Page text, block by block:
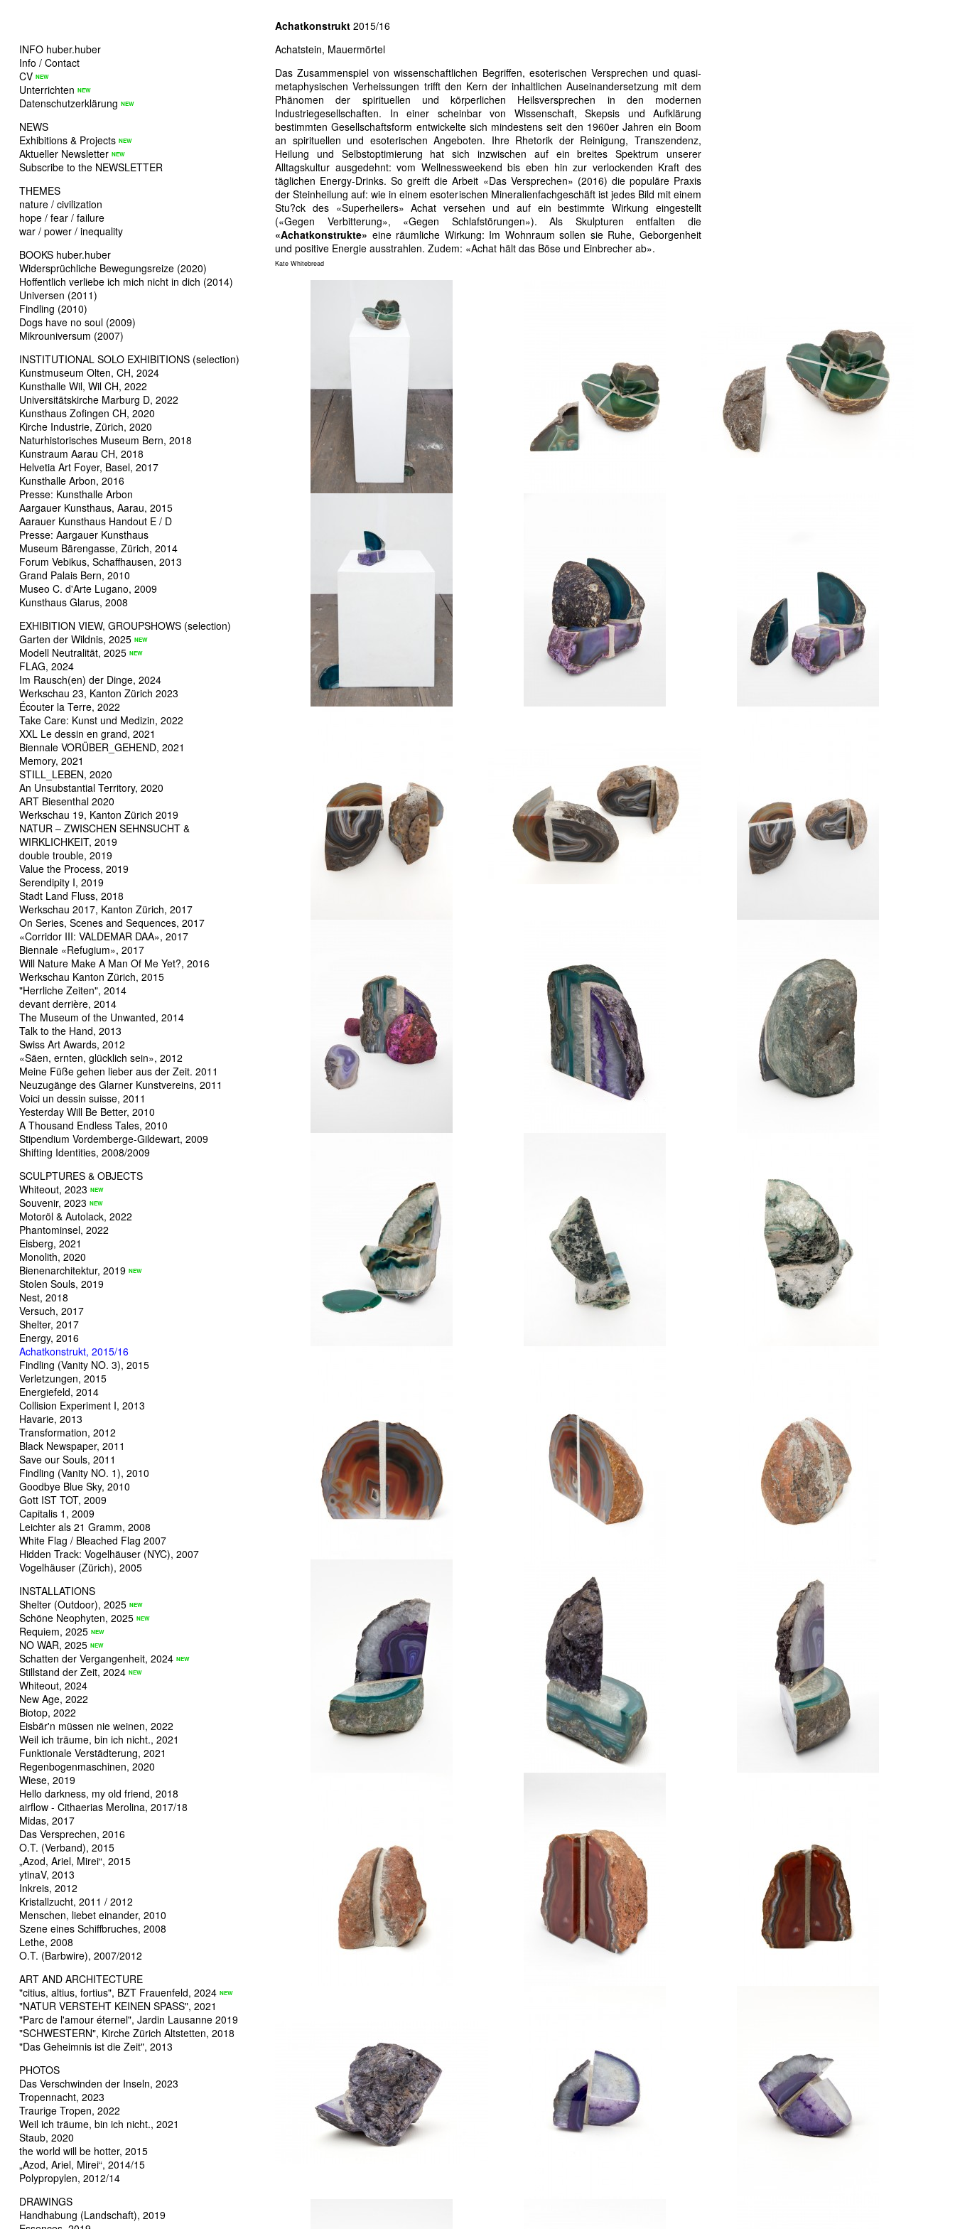
INFO huber.huber
Info / Contact
CV
Unterrichten
Datenschutzerklärung
NEWS
Exhibitions & Projects
Aktueller Newsletter
Subscribe to the NEWSLETTER
THEMES
nature / civilization
hope / fear / failure
war / power / inequality
BOOKS huber.huber
Widersprüchliche Bewegungsreize (2020)
Hoffentlich verliebe ich mich nicht in dich (2014)
Universen (2011)
Findling (2010)
Dogs have no soul (2009)
Mikrouniversum (2007)
INSTITUTIONAL SOLO EXHIBITIONS (selection)
Kunstmuseum Olten, CH, 2024
Kunsthalle Wil, Wil CH, 2022
Universitätskirche Marburg D, 2022
Kunsthaus Zofingen CH, 2020
Kirche Industrie, Zürich, 2020
Naturhistorisches Museum Bern, 2018
Kunstraum Aarau CH, 2018
Helvetia Art Foyer, Basel, 2017
Kunsthalle Arbon, 2016
Presse: Kunsthalle Arbon
Aargauer Kunsthaus, Aarau, 2015
Aarauer Kunsthaus Handout E / D
Presse: Aargauer Kunsthaus
Museum Bärengasse, Zürich, 2014
Forum Vebikus, Schaffhausen, 2013
Grand Palais Bern, 2010
Museo C. d'Arte Lugano, 2009
Kunsthaus Glarus, 2008
EXHIBITION VIEW, GROUPSHOWS (selection)
Garten der Wildnis, 2025
Modell Neutralität, 2025
FLAG, 2024
Im Rausch(en) der Dinge, 2024
Werkschau 23, Kanton Zürich 2023
Écouter la Terre, 2022
Take Care: Kunst und Medizin, 2022
XXL Le dessin en grand, 2021
Biennale VORÜBER_GEHEND, 2021
Memory, 2021
STILL_LEBEN, 2020
An Unsubstantial Territory, 2020
ART Biesenthal 2020
Werkschau 19, Kanton Zürich 2019
NATUR – ZWISCHEN SEHNSUCHT &
WIRKLICHKEIT, 2019
double trouble, 2019
Value the Process, 2019
Serendipity I, 2019
Stadt Land Fluss, 2018
Werkschau 2017, Kanton Zürich, 2017
On Series, Scenes and Sequences, 2017
«Corridor III: VALDEMAR DAA», 2017
Biennale «Refugium», 2017
Will Nature Make A Man Of Me Yet?, 2016
Werkschau Kanton Zürich, 2015
"Herrliche Zeiten", 2014
devant derrière, 2014
The Museum of the Unwanted, 2014
Talk to the Hand, 2013
Swiss Art Awards, 2012
«Säen, ernten, glücklich sein», 2012
Meine Füße gehen lieber aus der Zeit. 2011
Neuzugänge des Glarner Kunstvereins, 2011
Voici un dessin suisse, 2011
Yesterday Will Be Better, 2010
A Thousand Endless Tales, 2010
Stipendium Vordemberge-Gildewart, 2009
Shifting Identities, 2008/2009
SCULPTURES & OBJECTS
Whiteout, 2023
Souvenir, 2023
Motoröl & Autolack, 2022
Phantominsel, 2022
Eisberg, 2021
Monolith, 2020
Bienenarchitektur, 2019
Stolen Souls, 2019
Nest, 2018
Versuch, 2017
Shelter, 2017
Energy, 2016
Achatkonstrukt, 2015/16
Findling (Vanity NO. 3), 2015
Verletzungen, 2015
Energiefeld, 2014
Collision Experiment I, 2013
Havarie, 2013
Transformation, 2012
Black Newspaper, 2011
Save our Souls, 2011
Findling (Vanity NO. 1), 2010
Goodbye Blue Sky, 2010
Gott IST TOT, 2009
Capitalis 1, 2009
Leichter als 21 Gramm, 2008
White Flag / Bleached Flag 2007
Hidden Track: Vogelhäuser (NYC), 2007
Vogelhäuser (Zürich), 2005
INSTALLATIONS
Shelter (Outdoor), 2025
Schöne Neophyten, 2025
Requiem, 2025
NO WAR, 2025
Schatten der Vergangenheit, 2024
Stillstand der Zeit, 2024
Whiteout, 2024
New Age, 2022
Biotop, 2022
Eisbär'n müssen nie weinen, 2022
Weil ich träume, bin ich nicht., 2021
Funktionale Verstädterung, 2021
Regenbogenmaschinen, 2020
Wiese, 2019
Hello darkness, my old friend, 2018
airflow - Cithaerias Merolina, 2017/18
Midas, 2017
Das Versprechen, 2016
O.T. (Verband), 2015
„Azod, Ariel, Mirei“, 2015
ytinaV, 2013
Inkreis, 2012
Kristallzucht, 2011 / 2012
Menschen, liebet einander, 2010
Szene eines Schiffbruches, 2008
Lethe, 2008
O.T. (Barbwire), 2007/2012
ART AND ARCHITECTURE
"citius, altius, fortius", BZT Frauenfeld, 2024
"NATUR VERSTEHT KEINEN SPASS", 2021
"Parc de l'amour éternel", Jardin Lausanne 2019
"SCHWESTERN", Kirche Zürich Altstetten, 2018
"Das Geheimnis ist die Zeit", 2013
PHOTOS
Das Verschwinden der Inseln, 2023
Tropennacht, 2023
Traurige Tropen, 2022
Weil ich träume, bin ich nicht., 2021
Staub, 2020
the world will be hotter, 2015
„Azod, Ariel, Mirei“, 2014/15
Polypropylen, 2012/14
DRAWINGS
Handhabung (Landschaft), 2019
Achatkonstrukt 2015/16
Achatstein, Mauermörtel
Das Zusammenspiel von wissenschaftlichen Begriffen, esoterischen Versprechen und quasi-
metaphysischen Verheissungen trifft den Kern der inhaltlichen Auseinandersetzung mit dem
Phänomen der spirituellen und körperlichen Heilsversprechen in den modernen
Industriegesellschaften. In einer scheinbar von Wissenschaft, Skepsis und Aufklärung
bestimmten Gesellschaftsform entwickelte sich mindestens seit den 1960er Jahren ein Boom
an spirituellen und esoterischen Angeboten. Ihre Rhetorik der Reinigung, Transzendenz,
Heilung und Selbstoptimierung hat sich inzwischen auf ein breites Spektrum unserer
Alltagskultur ausgedehnt: vom Wellnessweekend bis eben hin zur verlockenden Kraft des
täglichen Energy-Drinks. So greift die Arbeit «Das Versprechen» (2016) die populäre Praxis
der Steinheilung auf: wie in einem esoterischen Mineralienfachgeschäft ist jedes Bild mit einem
Stu?ck des «Superheilers» Achat versehen und auf ein bestimmte Wirkung eingestellt
(«Gegen Verbitterung», «Gegen Schlafstörungen»). Als Skulpturen entfalten die
«Achatkonstrukte» eine räumliche Wirkung: Im Wohnraum sollen sie Ruhe, Geborgenheit
und positive Energie ausstrahlen. Zudem: «Achat hält das Böse und Einbrecher ab».
Kate Whitebread